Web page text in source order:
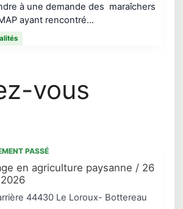
à une demande des maraîchers
ayant rencontré…
vous
PASSÉ
en agriculture paysanne / 26
44430 Le Loroux- Bottereau